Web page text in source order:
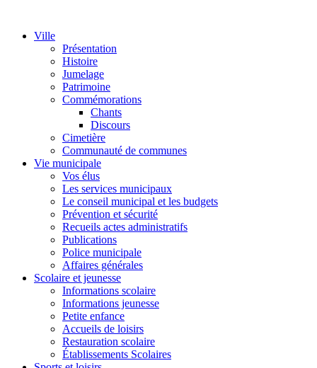
Ville
Présentation
Histoire
Jumelage
Patrimoine
Commémorations
Chants
Discours
Cimetière
Communauté de communes
Vie municipale
Vos élus
Les services municipaux
Le conseil municipal et les budgets
Prévention et sécurité
Recueils actes administratifs
Publications
Police municipale
Affaires générales
Scolaire et jeunesse
Informations scolaire
Informations jeunesse
Petite enfance
Accueils de loisirs
Restauration scolaire
Établissements Scolaires